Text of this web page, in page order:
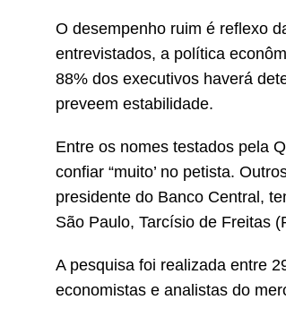
O desempenho ruim é reflexo
entrevistados, a política
88% dos executivos haverá
preveem estabilidade.
Entre os nomes testados pela
confiar “muito’ no petista.
presidente do Banco Central,
São Paulo, Tarcísio de Freitas
A pesquisa foi realizada entre
economistas e analistas do